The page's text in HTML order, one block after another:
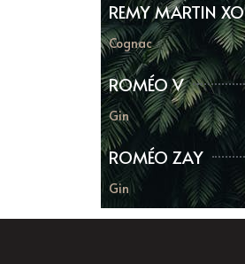
REMY MARTIN XO
Cognac
ROMÉO V
Gin
ROMÉO ZAY
Gin